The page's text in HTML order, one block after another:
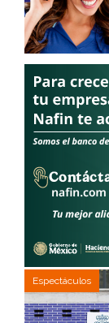
Espectáculos